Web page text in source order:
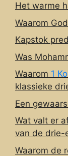
Het warme
Waarom
Kapstok
Was
Waarom 1
klassieke
Een
Wat valt er
van de drie-
Waarom de